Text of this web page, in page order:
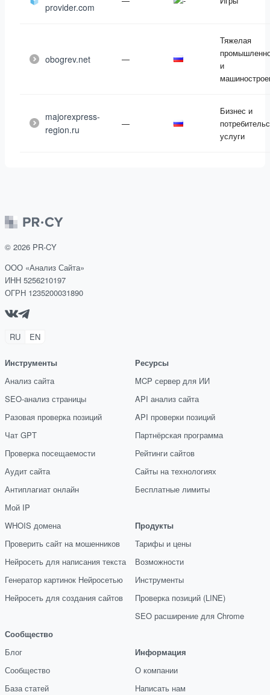
provider.com
obogrev.net —
Тяжелая
и
majorexpress-
region.ru
—
Бизнес и
услуги
© 2026 PR-CY
ООО «Анализ Сайта»
ИНН 5256210197
ОГРН 1235200031890
RU EN
Инструменты
Анализ сайта
SEO-анализ страницы
Разовая проверка позиций
Чат GPT
Проверка посещаемости
Аудит сайта
Антиплагиат онлайн
Мой IP
WHOIS домена
Проверить сайт на мошенников
Нейросеть для написания текста
Генератор картинок Нейросетью
Нейросеть для создания сайтов
Сообщество
Блог
Сообщество
База статей
Ресурсы
MCP сервер для ИИ
API анализ сайта
API проверки позиций
Партнёрская программа
Рейтинги сайтов
Сайты на технологиях
Бесплатные лимиты
Продукты
Тарифы и цены
Возможности
Инструменты
Проверка позиций (LINE)
SEO расширение для Chrome
Информация
О компании
Написать нам